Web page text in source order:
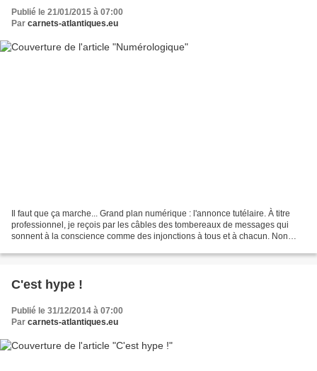
Publié le 21/01/2015 à 07:00
Par carnets-atlantiques.eu
Il faut que ça marche... Grand plan numérique : l'annonce tutélaire. À titre
professionnel, je reçois par les câbles des tombereaux de messages qui
sonnent à la conscience comme des injonctions à tous et à chacun. Non
C'est hype !
Publié le 31/12/2014 à 07:00
Par carnets-atlantiques.eu